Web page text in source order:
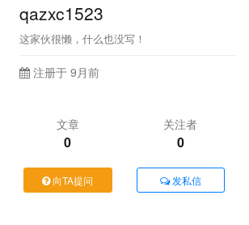
qazxc1523
这家伙很懒，什么也没写！
注册于 9月前
文章
0
关注者
0
向TA提问 发私信